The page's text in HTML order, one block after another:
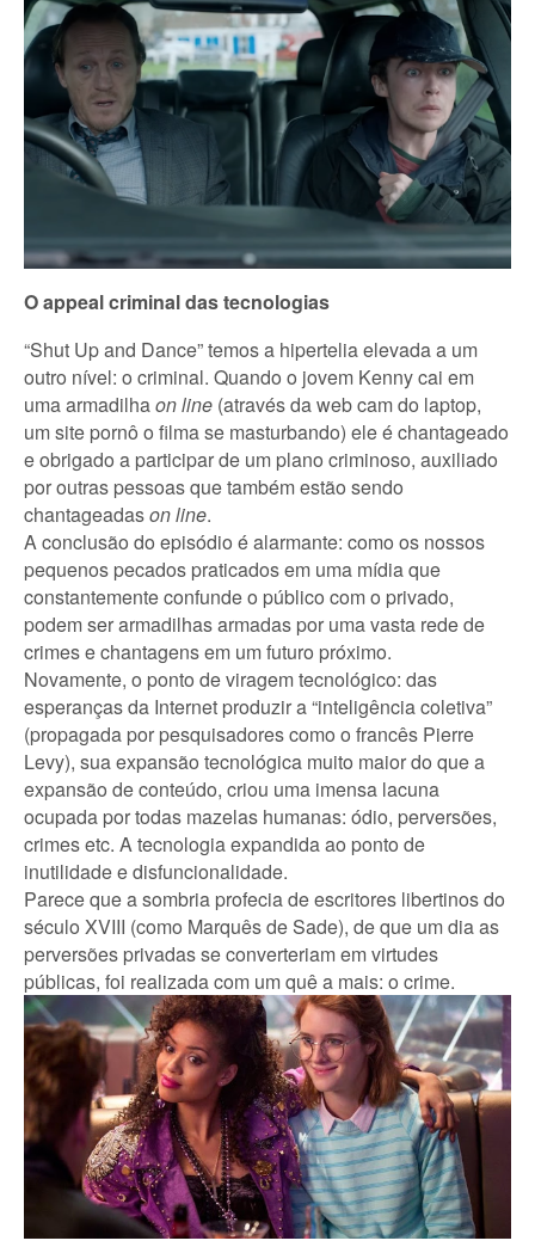
O appeal criminal das tecnologias
“Shut Up and Dance” temos a hipertelia elevada a um
outro nível: o criminal. Quando o jovem Kenny cai em
uma armadilhaon line (através da web cam do laptop,
um site pornô o filma se masturbando) ele é chantageado
e obrigado a participar de um plano criminoso, auxiliado
por outras pessoas que também estão sendo
chantageadason line.
A conclusão do episódio é alarmante: como os nossos
pequenos pecados praticados em uma mídia que
constantemente confunde o público com o privado,
podem ser armadilhas armadas por uma vasta rede de
crimes e chantagens em um futuro próximo.
Novamente, o ponto de viragem tecnológico: das
esperanças da Internet produzir a “inteligência coletiva”
(propagada por pesquisadores como o francês Pierre
Levy), sua expansão tecnológica muito maior do que a
expansão de conteúdo, criou uma imensa lacuna
ocupada por todas mazelas humanas: ódio, perversões,
crimes etc. A tecnologia expandida ao ponto de
inutilidade e disfuncionalidade.
Parece que a sombria profecia de escritores libertinos do
século XVIII (como Marquês de Sade), de que um dia as
perversões privadas se converteriam em virtudes
públicas, foi realizada com um quê a mais: o crime.